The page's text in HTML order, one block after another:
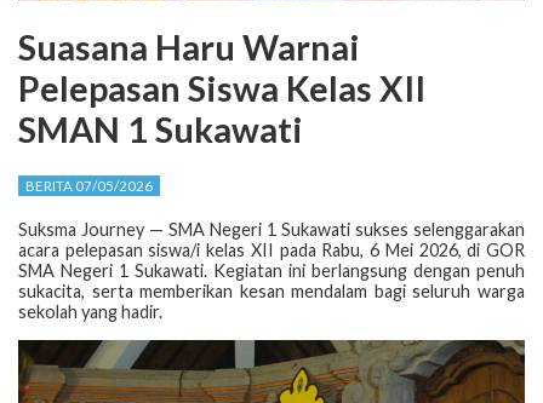
Suasana Haru Warnai
Pelepasan Siswa Kelas XII
SMAN 1 Sukawati
BERITA 07/05/2026
Suksma Journey — SMA Negeri 1 Sukawati sukses selenggarakan
acara pelepasan siswa/i kelas XII pada Rabu, 6 Mei 2026, di GOR
SMA Negeri 1 Sukawati. Kegiatan ini berlangsung dengan penuh
sukacita, serta memberikan kesan mendalam bagi seluruh warga
sekolah yang hadir.